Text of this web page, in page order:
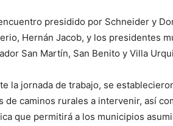
presidido por Schneider y
Hernán Jacob, y los presidentes
San Martín, San Benito y Villa
la jornada de trabajo, se
de caminos rurales a intervenir, así
que permitirá a los municipios